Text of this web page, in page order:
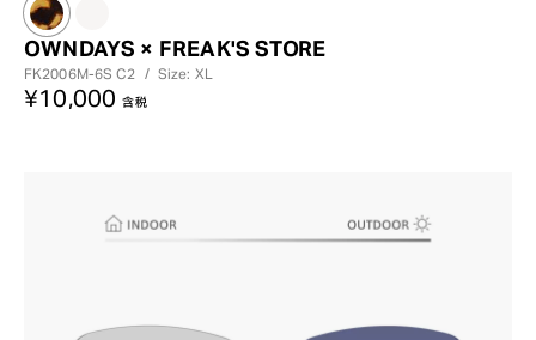
OWNDAYS × FREAK'S STORE
FK2006M-6SC2 / Size: XL
¥10,000 含税